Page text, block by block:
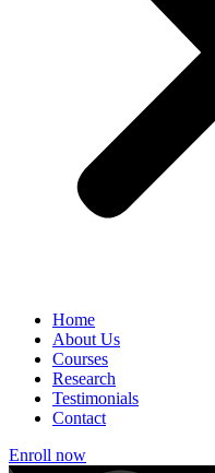
Home
About Us
Courses
Research
Testimonials
Contact
Enroll now